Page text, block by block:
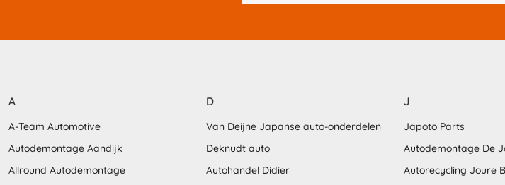
A
A-Team Automotive
Autodemontage Aandijk
Allround Autodemontage
D
Van Deijne Japanse auto-onderdelen
Deknudt auto
Autohandel Didier
J
Japoto Parts
Autodemontage De
Autorecycling Joure